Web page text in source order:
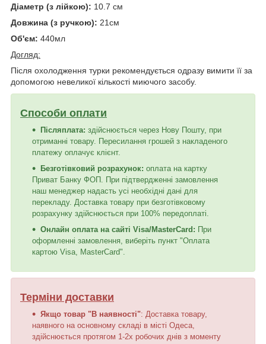
Діаметр (з лійкою): 10.7 см
Довжина (з ручкою): 21см
Об'єм: 440мл
Догляд:
Після охолодження турки рекомендується одразу вимити її за
допомогою невеликої кількості миючого засобу.
Способи оплати
Післяплата: здійснюється через Нову Пошту, при
отриманні товару. Пересилання грошей з накладеного
платежу оплачує клієнт.
Безготівковий розрахунок: оплата на картку
Приват Банку ФОП. При підтвердженні замовлення
наш менеджер надасть усі необхідні дані для
перекладу. Доставка товару при безготівковому
розрахунку здійснюється при 100% передоплаті.
Онлайн оплата на сайті Visa/MasterCard: При
оформленні замовлення, виберіть пункт "Оплата
картою Visa, MasterCard".
Терміни доставки
Якщо товар "В наявності": Доставка товару,
наявного на основному складі в місті Одеса,
здійснюється протягом 1-2х робочих днів з моменту